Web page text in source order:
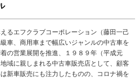
るエフクラブコーポレーション（藤田一己
車、商用車まで幅広いジャンルの中古車を
の営業展開を推進、１９８９年（平成元
域に親しまれる中古車販売店として、顧客
新車販売にも注力したものの、コロナ禍を